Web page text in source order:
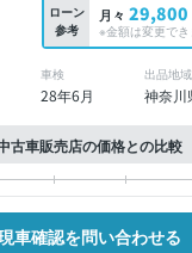
ローン
参考
月々 29,800
※金額は変更でき
車検
28年6月
出品地域
神奈川
古車販売店の価格との比較
車確認を問い合わせる